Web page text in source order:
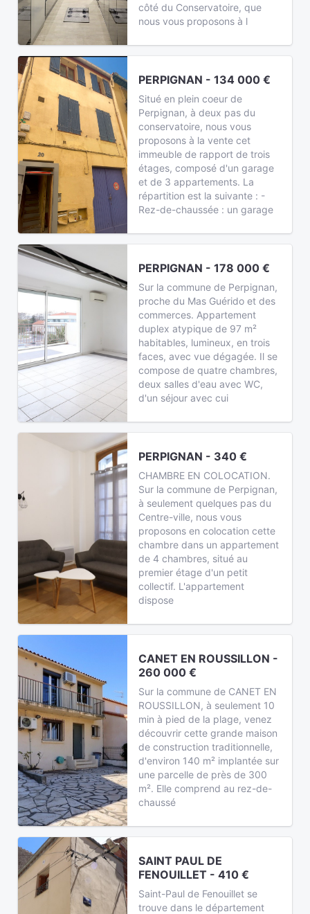
côté du Conservatoire, que
nous vous proposons à l
PERPIGNAN - 134 000 €
Situé en plein coeur de
Perpignan, à deux pas du
conservatoire, nous vous
proposons à la vente cet
immeuble de rapport de trois
étages, composé d'un garage
et de 3 appartements. La
répartition est la suivante : -
Rez-de-chaussée : un garage
PERPIGNAN - 178 000 €
Sur la commune de Perpignan,
proche du Mas Guérido et des
commerces. Appartement
duplex atypique de 97 m²
habitables, lumineux, en trois
faces, avec vue dégagée. Il se
compose de quatre chambres,
deux salles d'eau avec WC,
d'un séjour avec cui
PERPIGNAN - 340 €
CHAMBRE EN COLOCATION.
Sur la commune de Perpignan,
à seulement quelques pas du
Centre-ville, nous vous
proposons en colocation cette
chambre dans un appartement
de 4 chambres, situé au
premier étage d'un petit
collectif. L'appartement
dispose
CANET EN ROUSSILLON -
260 000 €
Sur la commune de CANET EN
ROUSSILLON, à seulement 10
min à pied de la plage, venez
découvrir cette grande maison
de construction traditionnelle,
d'environ 140 m² implantée sur
une parcelle de près de 300
m². Elle comprend au rez-de-
chaussé
SAINT PAUL DE
FENOUILLET - 410 €
Saint-Paul de Fenouillet se
trouve dans le département